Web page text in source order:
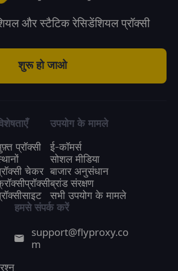
और स्टैटिक रेसिडेंशियल प्रॉक्सी
शुरू हो जाओ
प्रॉक्सी
चेकर
उपयोग के मामले
ई-कॉमर्स
सोशल मीडिया
बाजार अनुसंधान
ब्रांड संरक्षण
सभी उपयोग के मामले
हमसे संपर्क करें
support@flyproxy.co
m